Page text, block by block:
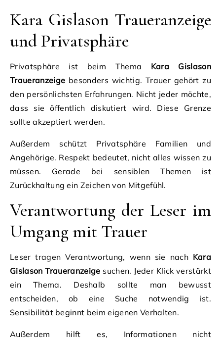
Kara Gislason Traueranzeige
und Privatsphäre
Privatsphäre ist beim Thema Kara Gislason
Traueranzeige besonders wichtig. Trauer gehört zu
den persönlichsten Erfahrungen. Nicht jeder möchte,
dass sie öffentlich diskutiert wird. Diese Grenze
sollte akzeptiert werden.
Außerdem schützt Privatsphäre Familien und
Angehörige. Respekt bedeutet, nicht alles wissen zu
müssen. Gerade bei sensiblen Themen ist
Zurückhaltung ein Zeichen von Mitgefühl.
Verantwortung der Leser im
Umgang mit Trauer
Leser tragen Verantwortung, wenn sie nach Kara
Gislason Traueranzeige suchen. Jeder Klick verstärkt
ein Thema. Deshalb sollte man bewusst
entscheiden, ob eine Suche notwendig ist.
Sensibilität beginnt beim eigenen Verhalten.
Außerdem hilft es, Informationen nicht